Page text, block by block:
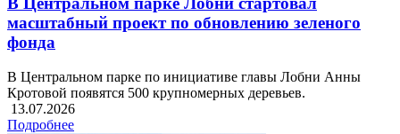
масштабный проект по обновлению зеленого
фонда
В Центральном парке по инициативе главы Лобни Анны
Кротовой появятся 500 крупномерных деревьев.
13.07.2026
Подробнее